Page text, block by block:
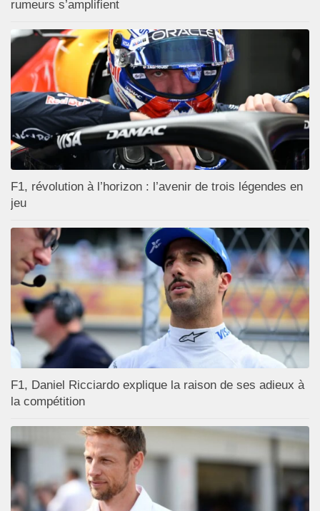
rumeurs s’amplifient
F1, révolution à l’horizon : l’avenir de trois légendes en
jeu
F1, Daniel Ricciardo explique la raison de ses adieux à
la compétition